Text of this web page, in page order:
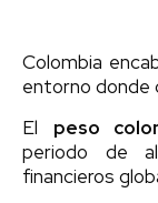
Colombia
entorno donde
El peso
periodo de
financieros